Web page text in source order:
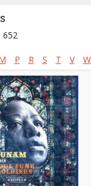
652
P R S T V W